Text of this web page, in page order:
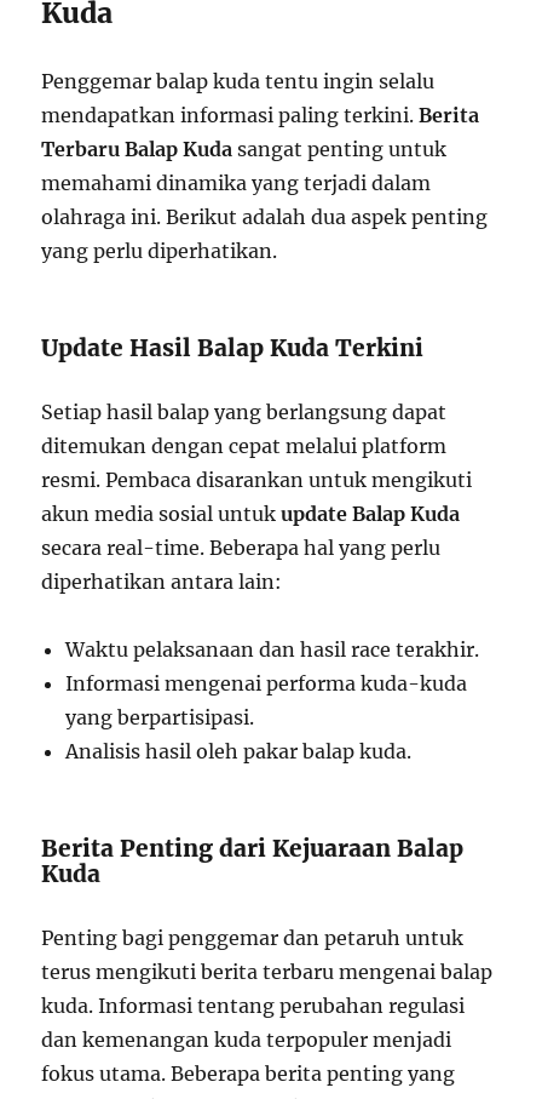
Kuda
Penggemar balap kuda tentu ingin selalu
mendapatkan informasi paling terkini.Berita
Terbaru Balap Kuda sangat penting untuk
memahami dinamika yang terjadi dalam
olahraga ini. Berikut adalah dua aspek penting
yang perlu diperhatikan.
Update Hasil Balap Kuda Terkini
Setiap hasil balap yang berlangsung dapat
ditemukan dengan cepat melalui platform
resmi. Pembaca disarankan untuk mengikuti
akun media sosial untukupdate Balap Kuda
secara real-time. Beberapa hal yang perlu
diperhatikan antara lain:
Waktu pelaksanaan dan hasil race terakhir.
Informasi mengenai performa kuda-kuda
yang berpartisipasi.
Analisis hasil oleh pakar balap kuda.
Berita Penting dari Kejuaraan Balap
Kuda
Penting bagi penggemar dan petaruh untuk
terus mengikuti berita terbaru mengenai balap
kuda. Informasi tentang perubahan regulasi
dan kemenangan kuda terpopuler menjadi
fokus utama. Beberapa berita penting yang